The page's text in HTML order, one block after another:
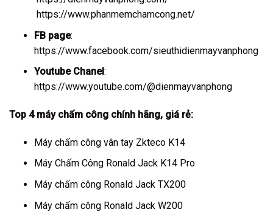
https://www.phanmemchamcong.net/
FB page:
https://www.facebook.com/sieuthidienmayvanphong
Youtube Chanel:
https://www.youtube.com/@dienmayvanphong
Top 4máy chấm công chính hãng, giá rẻ:
Máy chấm công vân tay Zkteco K14
Máy Chấm Công Ronald Jack K14 Pro
Máy chấm công Ronald Jack TX200
Máy chấm công Ronald Jack W200